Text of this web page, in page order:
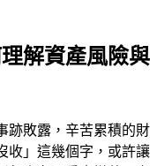
解資產風險與
跡敗露，辛苦累積的財
收」這幾個字，或許讓